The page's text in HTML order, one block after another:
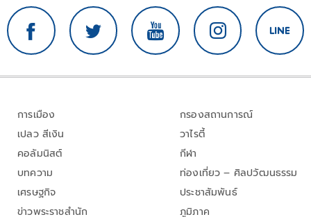
การเมือง
เปลว สีเงิน
คอลัมนิสต์
บทความ
เศรษฐกิจ
ข่าวพระราชสำนัก
กรองสถานการณ์
วาไรตี้
กีฬา
ท่องเที่ยว – ศิลปวัฒนธรรม
ประชาสัมพันธ์
ภูมิภาค